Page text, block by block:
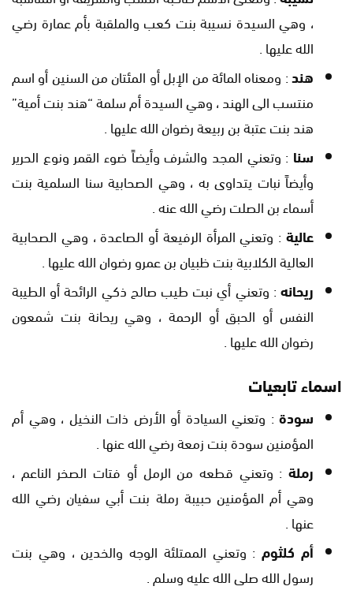
، وهي السيدة نسيبة بنت كعب والملقبة بأم عمارة رضي
الله عليها .
هند: ومعناه المائة من الإبل أو المئتان من السنين أو اسم
منتسب الى الهند ، وهي السيدة أم سلمة “هند بنت أمية”
هند بنت عتبة بن ربيعة رضوان الله عليها .
سنا : وتعني المجد والشرف وأيضاً ضوء القمر ونوع الحرير
وأيضاً نبات يتداوى به ، وهي الصحابية سنا السلمية بنت
أسماء بن الصلت رضي الله عنه .
عالية : وتعني المرأة الرفيعة أو الصاعدة ، وهي الصحابية
العالية الكلابية بنت ظبيان بن عمرو رضوان الله عليها .
ريحانه: وتعني أي نبت طيب صالح ذكي الرائحة أو الطيبة
النفس أو الحبق أو الرحمة ، وهي ريحانة بنت شمعون
رضوان الله عليها .
اسماء تابعيات
سودة : وتعني السيادة أو الأرض ذات النخيل ، وهي أم
المؤمنين سودة بنت زمعة رضي الله عنها .
رملة : وتعني قطعه من الرمل أو فتات الصخر الناعم ،
وهي أم المؤمنين حبيبة رملة بنت أبي سفيان رضي الله
عنها .
أم كلثوم: وتعني الممتلئة الوجه والخدين ، وهي بنت
رسول الله صلى الله عليه وسلم .